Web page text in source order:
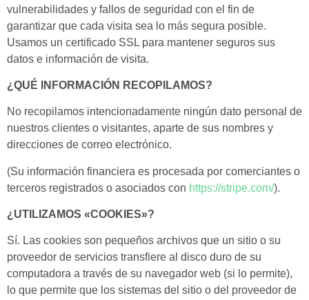
vulnerabilidades y fallos de seguridad con el fin de
garantizar que cada visita sea lo más segura posible.
Usamos un certificado SSL para mantener seguros sus
datos e información de visita.
¿QUÉ INFORMACIÓN RECOPILAMOS?
No recopilamos intencionadamente ningún dato personal de
nuestros clientes o visitantes, aparte de sus nombres y
direcciones de correo electrónico.
(Su información financiera es procesada por comerciantes o
terceros registrados o asociados con https://stripe.com/).
¿UTILIZAMOS «COOKIES»?
Sí. Las cookies son pequeños archivos que un sitio o su
proveedor de servicios transfiere al disco duro de su
computadora a través de su navegador web (si lo permite),
lo que permite que los sistemas del sitio o del proveedor de